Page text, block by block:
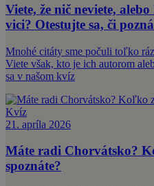
Viete, že nič neviete,
vici? Otestujte sa, či
Mnohé citáty sme počuli toľko
Viete však, kto je ich autorom
sa v našom kvíz
Kvíz
21. apríla 2026
Máte radi Chorvátsko?
spoznáte?